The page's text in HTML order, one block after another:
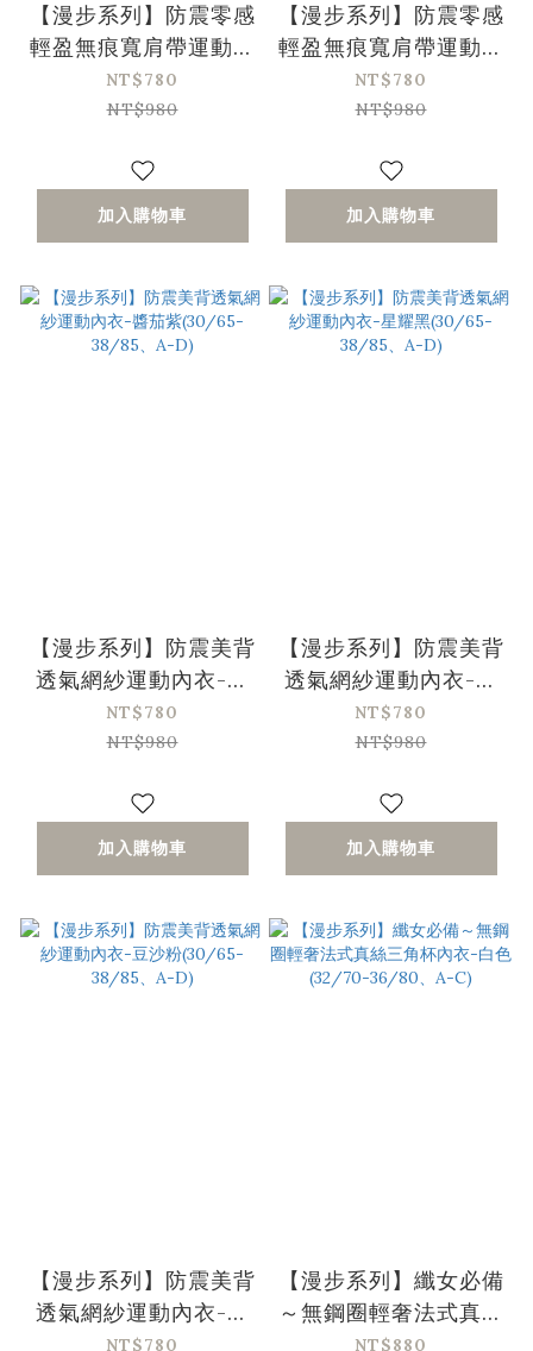
【漫步系列】防震零感
輕盈無痕寬肩帶運動內
衣-蜜桃粉(30/65-
38/85、A-D)
NT$780
NT$980
加入購物車
【漫步系列】防震零感
輕盈無痕寬肩帶運動內
衣-星耀黑(30/65-
38/85、A-D)
NT$780
NT$980
加入購物車
【漫步系列】防震美背
透氣網紗運動內衣-醬
茄紫(30/65-38/85、
A-D)
NT$780
NT$980
加入購物車
【漫步系列】防震美背
透氣網紗運動內衣-星
耀黑(30/65-38/85、
A-D)
NT$780
NT$980
加入購物車
【漫步系列】防震美背
透氣網紗運動內衣-豆
沙粉(30/65-38/85、
NT$780
【漫步系列】纖女必備
～無鋼圈輕奢法式真絲
三角杯內衣-白色
NT$880